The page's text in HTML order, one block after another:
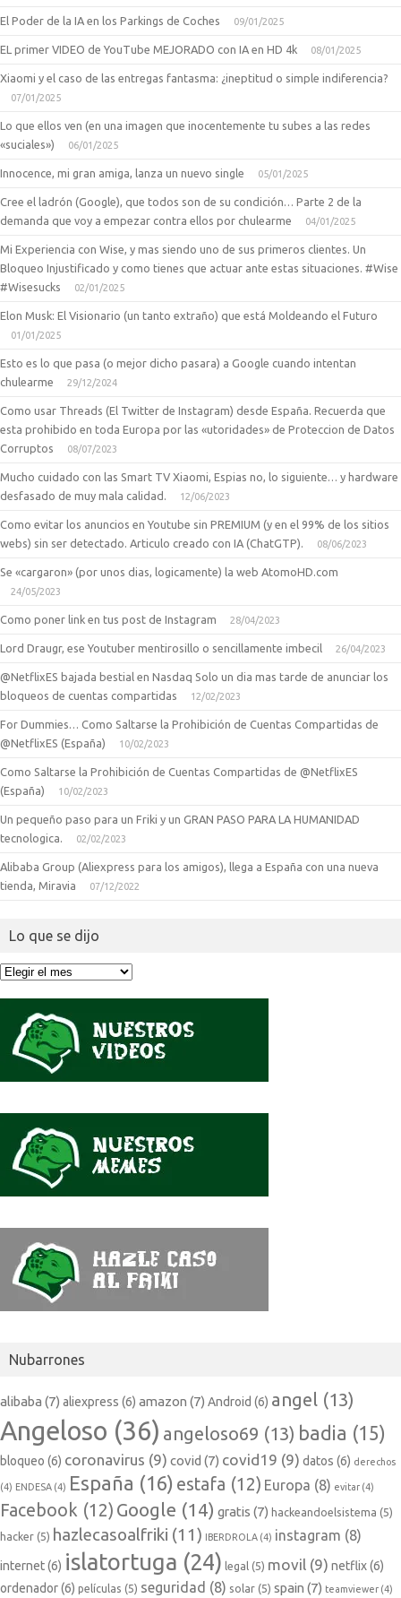
El Poder de la IA en los Parkings de Coches 09/01/2025
EL primer VIDEO de YouTube MEJORADO con IA en HD 4k 08/01/2025
Xiaomi y el caso de las entregas fantasma: ¿ineptitud o simple indiferencia?
07/01/2025
Lo que ellos ven (en una imagen que inocentemente tu subes a las redes
«suciales»)
06/01/2025
Innocence, mi gran amiga, lanza un nuevo single 05/01/2025
Cree el ladrón (Google), que todos son de su condición… Parte 2 de la
demanda que voy a empezar contra ellos por chulearme
04/01/2025
Mi Experiencia con Wise, y mas siendo uno de sus primeros clientes. Un
Bloqueo Injustificado y como tienes que actuar ante estas situaciones. #Wise
#Wisesucks
02/01/2025
Elon Musk: El Visionario (un tanto extraño) que está Moldeando el Futuro
01/01/2025
Esto es lo que pasa (o mejor dicho pasara) a Google cuando intentan
chulearme
29/12/2024
Como usar Threads (El Twitter de Instagram) desde España. Recuerda que
esta prohibido en toda Europa por las «utoridades» de Proteccion de Datos
Corruptos
08/07/2023
Mucho cuidado con las Smart TV Xiaomi, Espias no, lo siguiente… y hardware
desfasado de muy mala calidad.
12/06/2023
Como evitar los anuncios en Youtube sin PREMIUM (y en el 99% de los sitios
webs) sin ser detectado. Articulo creado con IA (ChatGTP).
08/06/2023
Se «cargaron» (por unos dias, logicamente) la web AtomoHD.com
24/05/2023
Como poner link en tus post de Instagram 28/04/2023
Lord Draugr, ese Youtuber mentirosillo o sencillamente imbecil 26/04/2023
@NetflixES bajada bestial en Nasdaq Solo un dia mas tarde de anunciar los
bloqueos de cuentas compartidas
12/02/2023
For Dummies… Como Saltarse la Prohibición de Cuentas Compartidas de
@NetflixES (España)
10/02/2023
Como Saltarse la Prohibición de Cuentas Compartidas de @NetflixES
(España)
10/02/2023
Un pequeño paso para un Friki y un GRAN PASO PARA LA HUMANIDAD
tecnologica.
02/02/2023
Alibaba Group (Aliexpress para los amigos), llega a España con una nueva
tienda, Miravia
07/12/2022
Lo que se dijo
Lo
Nubarrones
alibaba (7) aliexpress (6) amazon (7) Android (6) angel (13)
Angeloso (36) angeloso69 (13) badia (15)
bloqueo (6) coronavirus (9) covid (7) covid19 (9) datos (6) derechos
(4) ENDESA (4) España (16) estafa (12) Europa (8) evitar (4)
Facebook (12) Google (14) gratis (7) hackeandoelsistema (5)
hacker (5) hazlecasoalfriki (11) IBERDROLA (4) instagram (8)
internet(6) islatortuga (24) legal (5) movil (9) netflix(6)
ordenador(6) películas (5) seguridad (8) solar (5) spain (7) teamviewer (4)